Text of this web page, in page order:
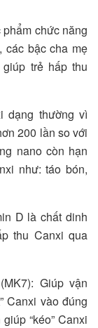
chức năng
các bậc cha mẹ
trẻ hấp thu
dạng thường vì
200 lần so với
nano còn hạn
như: táo bón,
D là chất dinh
thu Canxi qua
Giúp vận
Canxi vào đúng
“kéo” Canxi